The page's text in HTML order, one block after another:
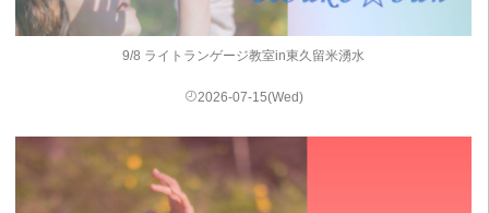
9/8 ライトランゲージ教室in東久留米湧水
2026-07-15(Wed)